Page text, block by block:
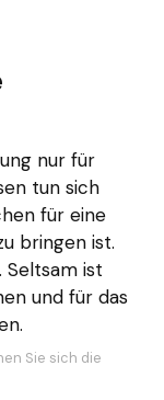
nur für
tun sich
für eine
bringen ist.
Seltsam ist
und für das
Sie sich die